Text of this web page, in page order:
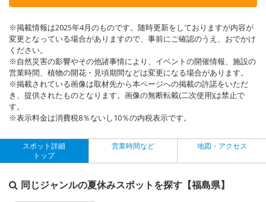
※掲載情報は2025年4月のものです。随時更新をしておりますが内容が
変更となっている場合がありますので、事前にご確認のうえ、おでかけ
ください。
※自然災害の影響やその他諸事情により、イベントの開催情報、施設の
営業時間、植物の開花・見頃期間などは変更になる場合があります。
※掲載されている画像は取材先から本ページへの掲載の許諾をいただ
き、提供されたものとなります。画像の無断転載(二次使用)は禁止で
す。
※表示料金は消費税8％ないし10％の内税表示です。
スポット詳細
トップ
営業時間など 地図・アクセス
同じジャンルの夏休みスポットを探す【福島県】